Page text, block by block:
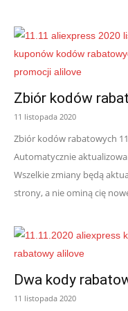
Zbiór kodów
11 listopada 2020
Zbiór kodów rabatowych
Automatycznie
Wszelkie zmiany będą
strony, a nie ominą cię
Dwa kody
11 listopada 2020